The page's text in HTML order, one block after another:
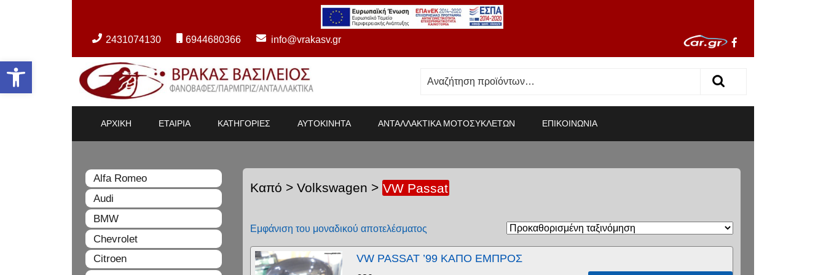
Ανοίξτε τη γραμμή εργαλείων
2431074130 6944680366 info@vrakasv.gr
ΑΡΧΙΚΗ ΕΤΑΙΡΙΑ ΚΑΤΗΓΟΡΙΕΣ ΑΥΤΟΚΙΝΗΤΑ ΑΝΤΑΛΛΑΚΤΙΚΑ ΜΟΤΟΣΥΚΛΕΤΩΝ ΕΠΙΚΟΙΝΩΝΙΑ
Καπό > Volkswagen > VW Passat
Εμφάνιση του μοναδικού αποτελέσματος
VW PASSAT ’99 ΚΑΠΟ ΕΜΠΡΟΣ
Alfa Romeo
Audi
BMW
Chevrolet
Citroen